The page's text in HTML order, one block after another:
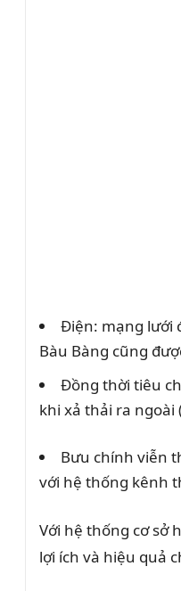
Điện: mạng lưới
Bàu Bàng cũng
Đồng thời tiêu
khi xả thải ra ngoài
Bưu chính viễn
với hệ thống kênh
Với hệ thống cơ sở
lợi ích và hiệu quả